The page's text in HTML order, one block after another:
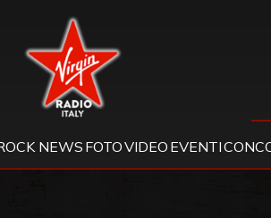
Virgin Radio
NEWS FOTOVIDEO EVENTI